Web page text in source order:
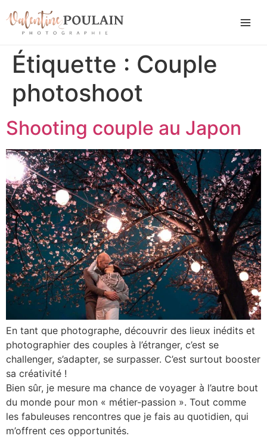
Étiquette : Couple
photoshoot
Shooting couple au Japon
En tant que photographe, découvrir des lieux inédits et
photographier des couples à l’étranger, c’est se
challenger, s’adapter, se surpasser. C’est surtout booster
sa créativité !
Bien sûr, je mesure ma chance de voyager à l’autre bout
du monde pour mon « métier-passion ». Tout comme
les fabuleuses rencontres que je fais au quotidien, qui
m’offrent ces opportunités.